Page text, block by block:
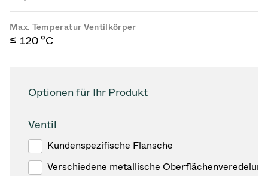
Max. Temperatur Ventilkörper
≤ 120 °C
Optionen für Ihr Produkt
Ventil
Kundenspezifische Flansche
Verschiedene metallische